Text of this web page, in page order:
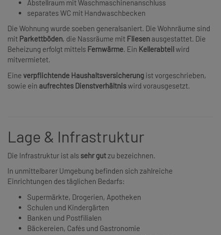
Abstellraum mit Waschmaschinenanschluss
separates WC mit Handwaschbecken
Die Wohnung wurde soeben generalsaniert. Die Wohnräume sind
mit Parkettböden, die Nassräume mit Fliesen ausgestattet. Die
Beheizung erfolgt mittels Fernwärme. Ein Kellerabteilwird
mitvermietet.
Eine verpflichtende Haushaltsversicherung ist vorgeschrieben,
sowie ein aufrechtes Dienstverhältniswird vorausgesetzt.
Lage & Infrastruktur
Die Infrastruktur ist als sehr gutzu bezeichnen.
In unmittelbarer Umgebung befinden sich zahlreiche
Einrichtungen des täglichen Bedarfs:
Supermärkte, Drogerien, Apotheken
Schulen und Kindergärten
Banken und Postfilialen
Bäckereien, Cafés und Gastronomie